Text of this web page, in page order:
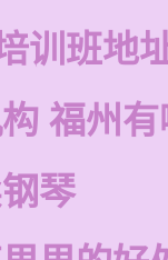
训班地
福州
琴